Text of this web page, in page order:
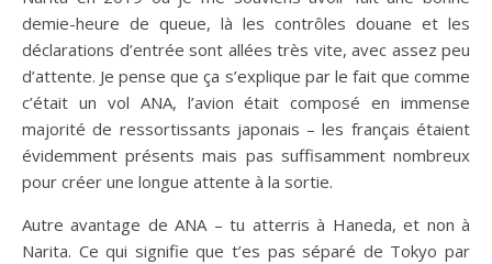
demie-heure de queue, là les contrôles douane et les
déclarations d’entrée sont allées très vite, avec assez peu
d’attente. Je pense que ça s’explique par le fait que comme
c’était un vol ANA, l’avion était composé en immense
majorité de ressortissants japonais – les français étaient
évidemment présents mais pas suffisamment nombreux
pour créer une longue attente à la sortie.
Autre avantage de ANA – tu atterris à Haneda, et non à
Narita. Ce qui signifie que t’es pas séparé de Tokyo par